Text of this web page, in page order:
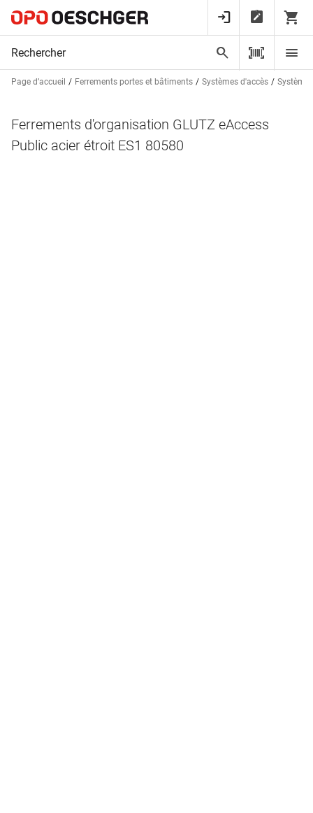
Page d’accueil Ferrements portes et bâtiments Systèmes d'accès
Ferrements d'organisation GLUTZ eAccess
Public acier étroit ES1 80580